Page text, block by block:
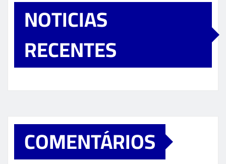
NOTICIAS
RECENTES
COMENTÁRIOS